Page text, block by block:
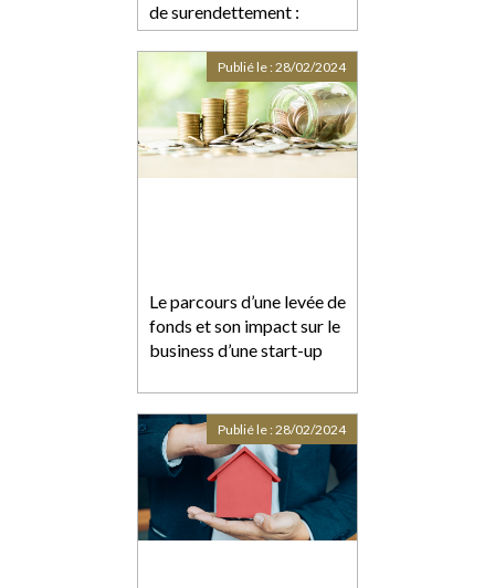
de surendettement :
retour sur l’entrée en
vigueur de la loi du 14
février 2022
Le parcours d’une levée de
fonds et son impact sur le
business d’une start-up
Publié le :28/02/2024
Publié le :28/02/2024